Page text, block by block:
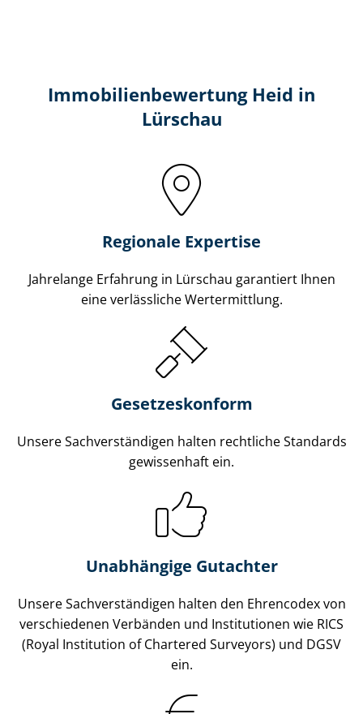
Immobilien­bewertung Heid in
Lürschau
Regionale Expertise
Jahrelange Erfahrung in Lürschau garantiert Ihnen
eine verlässliche Wertermittlung.
Gesetzes­konform
Unsere Sach­ver­stän­di­gen halten rechtliche Standards
gewissenhaft ein.
Unabhängige Gutachter
Unsere Sach­ver­stän­di­gen halten den Ehrencodex von
verschiedenen Verbänden und Institutionen wie RICS
(Royal Institution of Chartered Surveyors) und DGSV
ein.